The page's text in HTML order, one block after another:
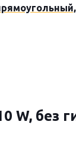
W, без